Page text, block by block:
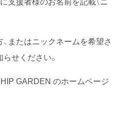
またはニックネームを希望さ
せください。
GARDEN のホームページ